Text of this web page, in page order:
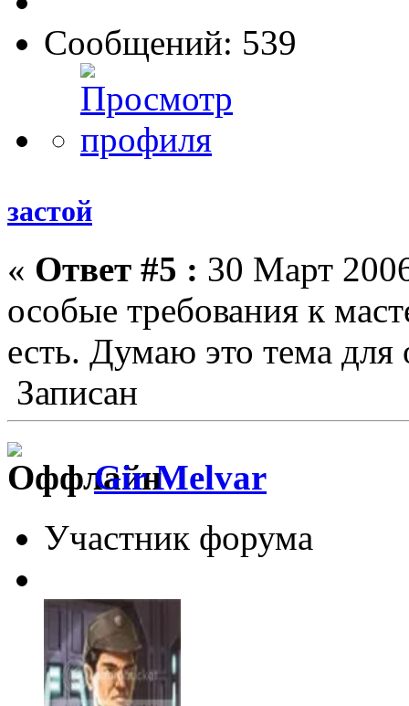
Сообщений: 539
застой
« Ответ #5 : 30 Март
особые требования к
есть. Думаю это тема для
Записан
Gir Melvar
Участник форума